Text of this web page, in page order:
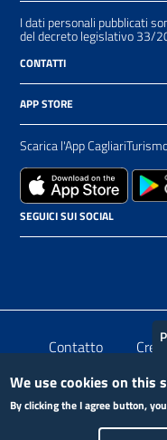
I dati personali pubblicati
del decreto legislativo 33/
CONTATTI
APP STORE
Scarica l'App
SEGUICI SUI SOCIAL
Piè
di
pagina
Contatto
We use cookies on this
By clicking the I agree button,